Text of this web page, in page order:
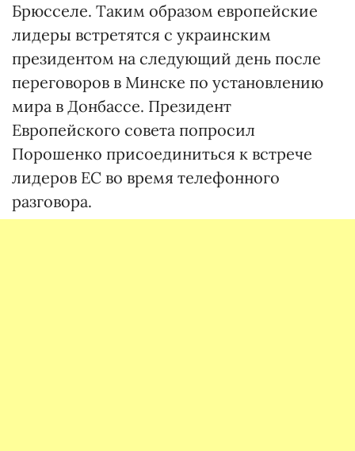
Брюсселе. Таким образом европейские
лидеры встретятся с украинским
президентом на следующий день после
переговоров в Минске по установлению
мира в Донбассе. Президент
Европейского совета попросил
Порошенко присоединиться к встрече
лидеров ЕС во время телефонного
разговора.